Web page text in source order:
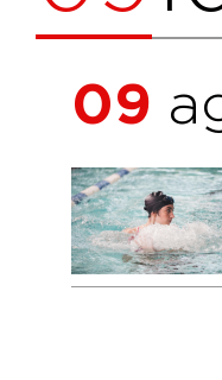
09